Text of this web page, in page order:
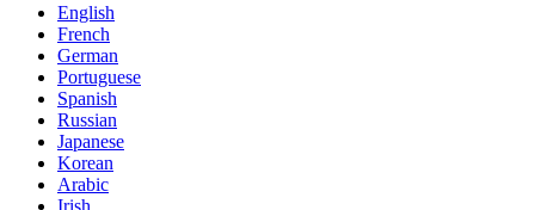
English
French
German
Portuguese
Spanish
Russian
Japanese
Korean
Arabic
Irish